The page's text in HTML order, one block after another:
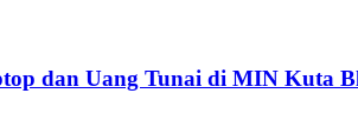
dan Uang Tunai di MIN Kuta